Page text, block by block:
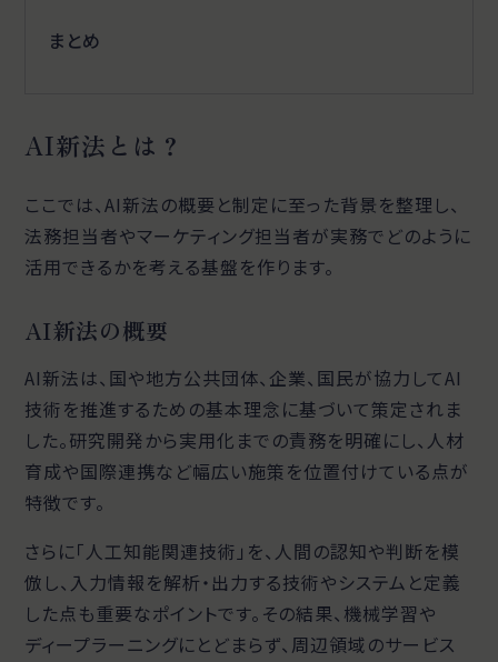
まとめ
AI新法とは？
ここでは、AI新法の概要と制定に至った背景を整理し、
法務担当者やマーケティング担当者が実務でどのように
活用できるかを考える基盤を作ります。
AI新法の概要
AI新法は、国や地方公共団体、企業、国民が協力してAI
技術を推進するための基本理念に基づいて策定されま
した。研究開発から実用化までの責務を明確にし、人材
育成や国際連携など幅広い施策を位置付けている点が
特徴です。
さらに「人工知能関連技術」を、人間の認知や判断を模
倣し、入力情報を解析・出力する技術やシステムと定義
した点も重要なポイントです。その結果、機械学習や
ディープラーニングにとどまらず、周辺領域のサービス